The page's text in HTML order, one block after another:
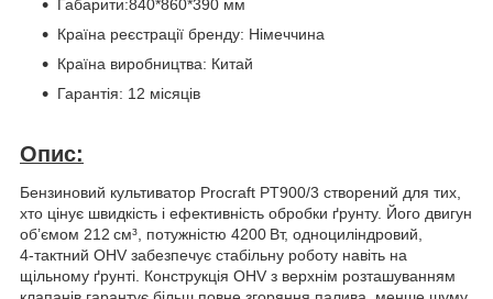
Габарити:840*860*390 мм
Країна реєстрації бренду: Німеччина
Країна виробництва: Китай
Гарантія: 12 місяців
Опис:
Бензиновий культиватор Procraft PT900/3 створений для тих,
хто цінує швидкість і ефективність обробки ґрунту. Його двигун
об’ємом 212 см³, потужністю 4200 Вт, одноциліндровий,
4‑тактний OHV забезпечує стабільну роботу навіть на
щільному ґрунті. Конструкція OHV з верхнім розташуванням